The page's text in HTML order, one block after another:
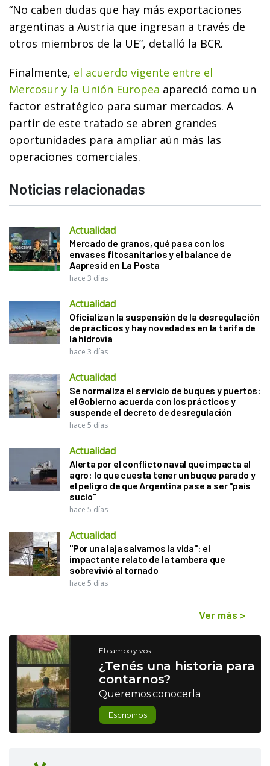
“No caben dudas que hay más exportaciones
argentinas a Austria que ingresan a través de
otros miembros de la UE”, detalló la BCR.
Finalmente, el acuerdo vigente entre el
Mercosur y la Unión Europea apareció como un
factor estratégico para sumar mercados. A
partir de este tratado se abren grandes
oportunidades para ampliar aún más las
operaciones comerciales.
Noticias relacionadas
Actualidad
Mercado de granos, qué pasa con los
envases fitosanitarios y el balance de
Aapresid en La Posta
hace 3 días
Actualidad
Oficializan la suspensión de la desregulación
de prácticos y hay novedades en la tarifa de
la hidrovía
hace 3 días
Actualidad
Se normaliza el servicio de buques y puertos:
el Gobierno acuerda con los prácticos y
suspende el decreto de desregulación
hace 5 días
Actualidad
Alerta por el conflicto naval que impacta al
agro: lo que cuesta tener un buque parado y
el peligro de que Argentina pase a ser "país
sucio"
hace 5 días
Actualidad
"Por una laja salvamos la vida": el
impactante relato de la tambera que
sobrevivió al tornado
hace 5 días
Ver más >
El campo y vos
¿Tenés una historia para
contarnos?
Queremos conocerla
Escribinos